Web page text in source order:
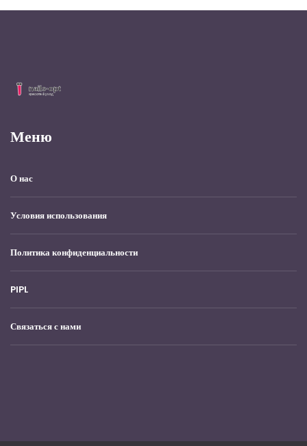
Меню
О нас
Условия использования
Политика конфиденциальности
PIPL
Связаться с нами